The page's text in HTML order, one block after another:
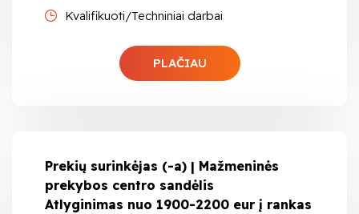
Kvalifikuoti/Techniniai darbai
PLAČIAU
Prekių surinkėjas (-a) | Mažmeninės
prekybos centro sandėlis
Atlyginimas nuo 1900-2200 eur į rankas